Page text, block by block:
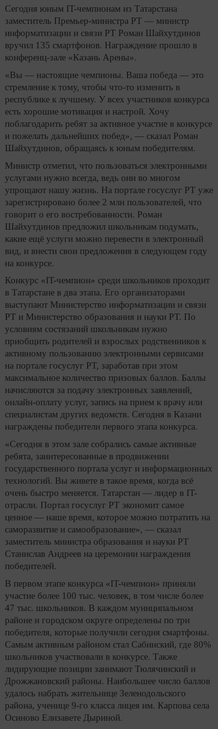
Сегодня юным IT-чемпионам из Татарстана
заместитель Премьер-министра РТ — министр
информатизации и связи РТ Роман Шайхутдинов
вручил 135 смартфонов. Награждение прошло в
конференц-зале «Казань Арены».
«Вы — настоящие чемпионы. Ваша победа — это
стремление к тому, чтобы что-то изменить в
республике к лучшему. У всех участников конкурса
есть хорошие мотивация и настрой. Хочу
поблагодарить ребят за активное участие в конкурсе
и пожелать дальнейших побед», — сказал Роман
Шайхутдинов, обращаясь к юным победителям.
Министр отметил, что пользоваться электронными
услугами нужно всегда, ведь они во многом
упрощают нашу жизнь. На портале госуслуг РТ уже
зарегистрировано более 2 млн пользователей, что
говорит о его востребованности. Роман
Шайхутдинов предложил школьникам подумать,
какие ещё услуги можно перевести в электронный
вид, и внести свои предложения в следующем году
на конкурсе.
Конкурс «IT-чемпион» среди школьников проходит
в Татарстане в два этапа. Его организаторами
выступают Министерство информатизации и связи
РТ и Министерство образования и науки РТ. По
условиям состязаний школьникам нужно
приобщить родителей и взрослых родственников к
активному пользованию электронными сервисами
на портале госуслуг РТ, заработав при этом
максимальное количество призовых баллов. Баллы
начисляются за подачу электронных заявлений,
oнлайн-оплату услуг, запись на прием к врачу или
специалистам других ведомств. Сегодня в Казани
награждены победители первого этапа конкурса.
«Сегодня в этом зале собрались самые активные
ребята, заинтересованные в продвижении
государственного портала услуг и информационных
технологий. Вы живете в такое время, когда всё
очень быстро меняется. Татарстан — лидер в IT-
отрасли. Портал госуслуг РТ экономит самое
ценное — наше время, которое можно потратить на
саморазвитие и самообразование», — сказал
заместитель министра образования и науки РТ
Станислав Андреев на церемонии награждения
победителей.
В первом этапе конкурса «IT-чемпион» приняли
участие более 100 тыс. человек, в том числе более
47 тыс. школьников. В каждом муниципальном
районе и городском округе определены по три
победителя, которые получили сегодня смартфоны.
Самым активным районом стал Сабинский, где 80%
школьников участвовали в конкурсе. Также
лидирующие позиции занимают Тюлячинский и
Дрожжановский районы. Наибольшее число баллов
удалось набрать жительнице Зеленодольского
района, ученице 9-го класса лицея им. Карпова села
Осиново Елизавете Дыриной.